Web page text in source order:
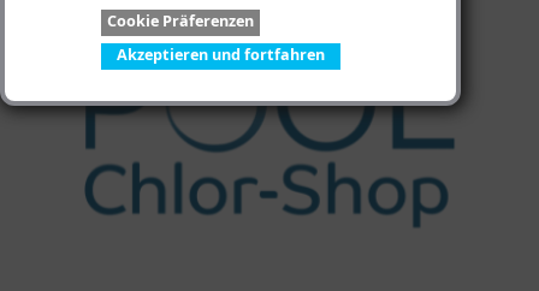
Cookie Präferenzen
Akzeptieren und fortfahren